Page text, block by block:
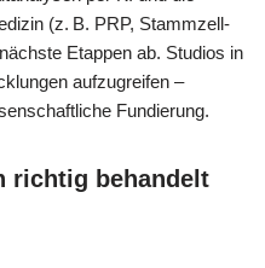
(z. B. PRP, Stammzell-
Etappen ab. Studios in
aufzugreifen –
Fundierung.
richtig behandelt